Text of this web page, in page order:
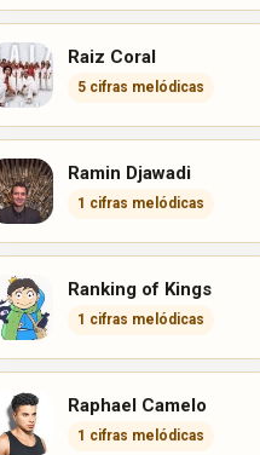
Raiz Coral
5 cifras melódicas
Ramin Djawadi
1 cifras melódicas
Ranking of Kings
1 cifras melódicas
Raphael Camelo
1 cifras melódicas